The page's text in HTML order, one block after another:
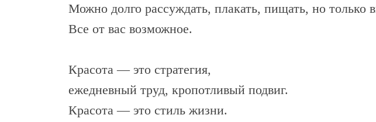
Можно долго рассуждать, плакать, пищать, но только
Все от вас возможное.
Красота — это стратегия,
ежедневный труд, кропотливый подвиг.
Красота — это стиль жизни.